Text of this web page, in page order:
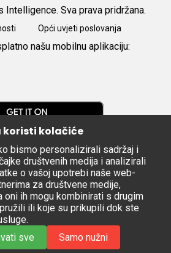
Sva prava pridržana.
Opći uvjeti poslovanja
našu mobilnu aplikaciju:
koristi kolačiće
bismo personalizirali sadržaj i
društvenih medija i analizirali
o vašoj upotrebi naše web-
za društvene medije,
oni ih mogu kombinirati s drugim
ili koje su prikupili dok ste
sve Samo nužni